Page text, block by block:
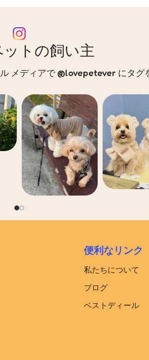
トの飼い主
メディアで @lovepetever にタグ
便利なリンク
私たちについて
ブログ
ベストディール